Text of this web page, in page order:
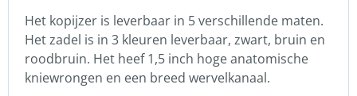
Het kopijzer is leverbaar in 5 verschillende maten.
Het zadel is in 3 kleuren leverbaar, zwart, bruin en
roodbruin. Het heef 1,5 inch hoge anatomische
kniewrongen en een breed wervelkanaal.